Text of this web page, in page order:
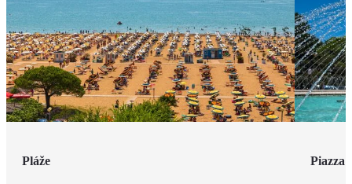
Pláže Piazza